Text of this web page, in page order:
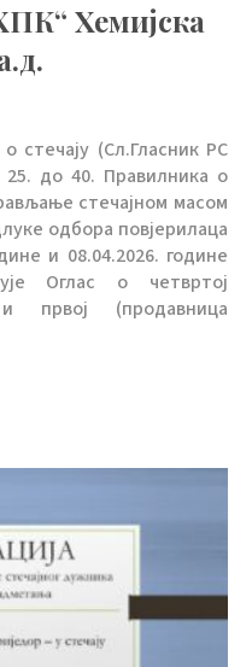
Хемијска
стечају (Сл.Гласник РС
до 40. Правилника о
стечајном масом
одбора повјерилаца
и 08.04.2026. године
Оглас о четвртој
и првој (продавница